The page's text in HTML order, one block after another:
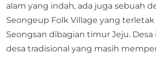
alam yang indah, ada juga sebuah
Seongeup Folk Village yang
Seongsan dibagian timur Jeju.
desa tradisional yang masih